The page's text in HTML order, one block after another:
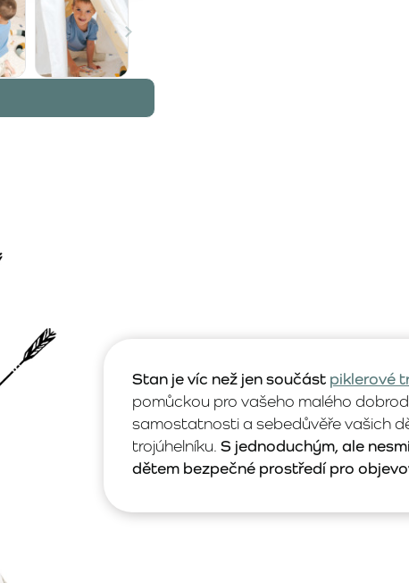
Stan je víc než jen součást piklerové
pomůckou pro vašeho malého
samostatnosti a sebedůvěře vašich
trojúhelníku. S jednoduchým, ale
dětem bezpečné prostředí pro